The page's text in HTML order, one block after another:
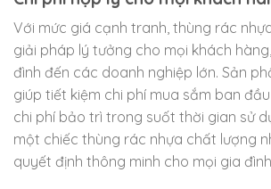
Với mức giá cạnh tranh, thùng rác
giải pháp lý tưởng cho mọi khách
đình đến các doanh nghiệp lớn. Sản
giúp tiết kiệm chi phí mua sắm ban
chi phí bảo trì trong suốt thời gian sử
một chiếc thùng rác nhựa chất lượng
quyết định thông minh cho mọi gia